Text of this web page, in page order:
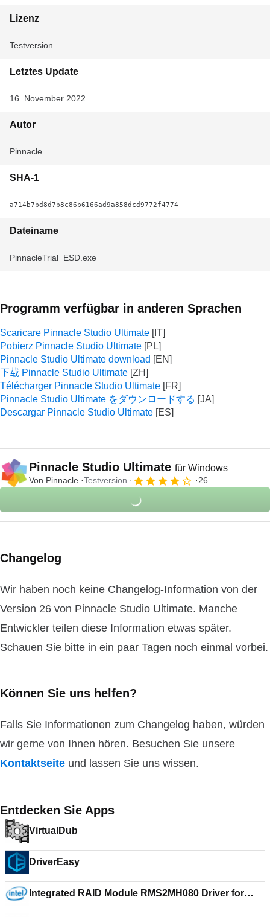
Lizenz
Testversion
Letztes Update
16. November 2022
Autor
Pinnacle
SHA-1
a714b7bd8d7b8c86b6166ad9a858dcd9772f4774
Dateiname
PinnacleTrial_ESD.exe
Programm verfügbar in anderen Sprachen
Scaricare Pinnacle Studio Ultimate
Pobierz Pinnacle Studio Ultimate
Pinnacle Studio Ultimate download
下载 Pinnacle Studio Ultimate
Télécharger Pinnacle Studio Ultimate
Pinnacle Studio Ultimate をダウンロードする
Descargar Pinnacle Studio Ultimate
Pinnacle Studio Ultimate für Windows
Von Pinnacle Testversion 26
Changelog
Wir haben noch keine Changelog-Information von der
Version 26 von Pinnacle Studio Ultimate. Manche
Entwickler teilen diese Information etwas später.
Schauen Sie bitte in ein paar Tagen noch einmal vorbei.
Können Sie uns helfen?
Falls Sie Informationen zum Changelog haben, würden
wir gerne von Ihnen hören. Besuchen Sie unsere
Kontaktseite und lassen Sie uns wissen.
Entdecken Sie Apps
VirtualDub
DriverEasy
Integrated RAID Module RMS2MH080 Driver for